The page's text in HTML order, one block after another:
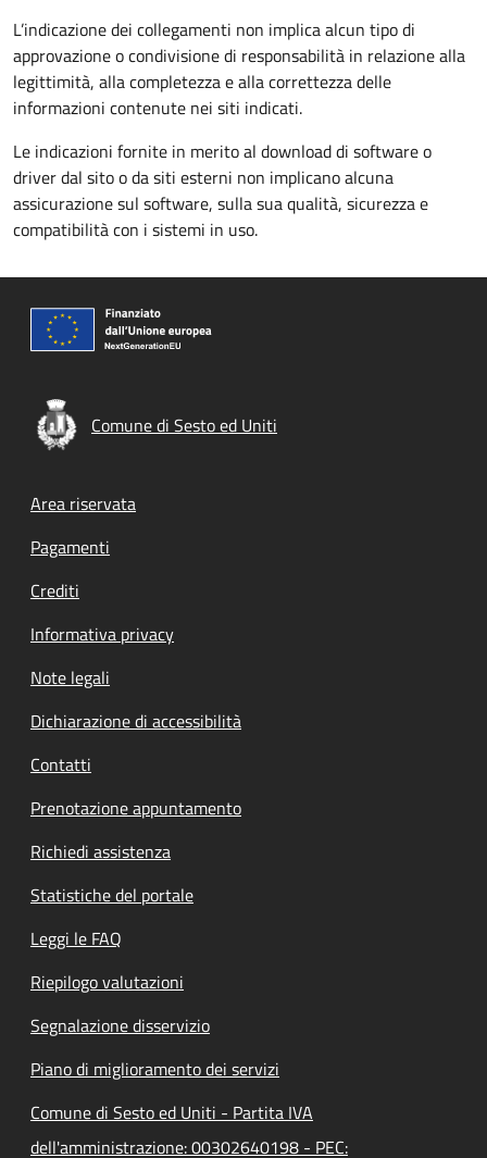
L’indicazione dei collegamenti non implica alcun tipo di
approvazione o condivisione di responsabilità in relazione alla
legittimità, alla completezza e alla correttezza delle
informazioni contenute nei siti indicati.
Le indicazioni fornite in merito al download di software o
driver dal sito o da siti esterni non implicano alcuna
assicurazione sul software, sulla sua qualità, sicurezza e
compatibilità con i sistemi in uso.
Comune di Sesto ed Uniti
Footer menu
Area riservata
Pagamenti
Crediti
Informativa privacy
Note legali
Dichiarazione di accessibilità
Contatti
Prenotazione appuntamento
Richiedi assistenza
Statistiche del portale
Leggi le FAQ
Riepilogo valutazioni
Segnalazione disservizio
Piano di miglioramento dei servizi
Comune di Sesto ed Uniti - Partita IVA
dell'amministrazione: 00302640198 - PEC: